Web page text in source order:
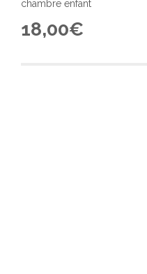
chambre enfant
18,00€